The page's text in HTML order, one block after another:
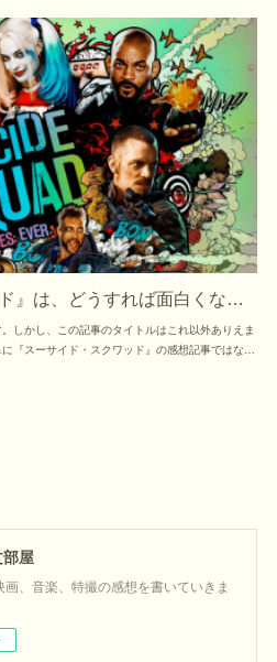
』は、どうすれば面白くな…
しかし、この記事のタイトルはこれ以外ありえま
『スーサイド・スクワッド』の感想記事ではな…
部屋
画、音楽、特撮の感想を書いていきま